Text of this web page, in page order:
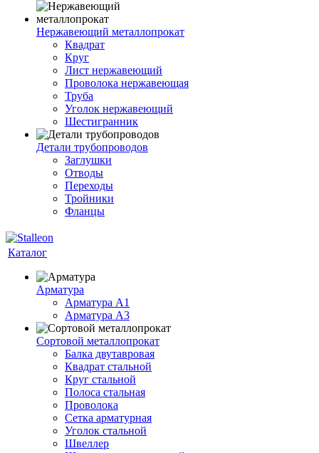
Нержавеющий металлопрокат
Квадрат
Круг
Лист нержавеющий
Проволока нержавеющая
Труба
Уголок нержавеющий
Шестигранник
Детали трубопроводов
Заглушки
Отводы
Переходы
Тройники
Фланцы
Каталог
Арматура
Арматура A1
Арматура А3
Сортовой металлопрокат
Балка двутавровая
Квадрат стальной
Круг стальной
Полоса стальная
Проволока
Сетка арматурная
Уголок стальной
Швеллер